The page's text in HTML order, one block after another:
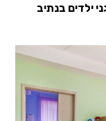
ילדים בנתיב